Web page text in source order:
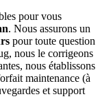
pour vous
. Nous assurons un
pour toute question
nous le corrigeons
nous établissons
maintenance (à
et support